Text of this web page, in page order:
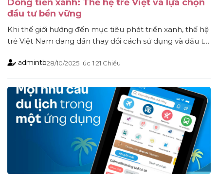
Dòng tiền xanh: Thế hệ trẻ Việt và lựa chọn
đầu tư bền vững
Khi thế giới hướng đến mục tiêu phát triển xanh, thế hệ
trẻ Việt Nam đang dần thay đổi cách sử dụng và đầu tư
đến việc đồng tiền mình bỏ ra có tạo ra giá trị tích cực
admintb28/10/2025 lúc 1:21 Chiều